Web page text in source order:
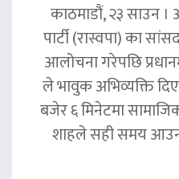
काठमाडौं, २३ साउन ।
पार्टी (रास्वपा) का
आलोचना गरेपछि
ले भावुक अभिव्यक्ति
बजेर ६ मिनेटमा सामाजिक
शाहले सही समय